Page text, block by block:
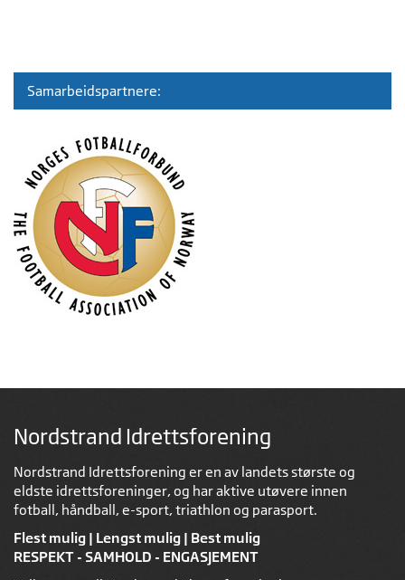
Samarbeidspartnere:
Nordstrand Idrettsforening
Nordstrand Idrettsforening er en av landets største og
eldste idrettsforeninger, og har aktive utøvere innen
fotball, håndball, e-sport, triathlon og parasport.
Flest mulig | Lengst mulig | Best mulig
RESPEKT - SAMHOLD - ENGASJEMENT